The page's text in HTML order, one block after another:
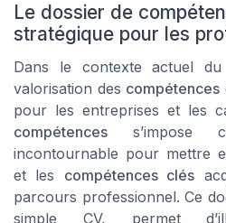
Le dossier de
stratégique pour les
Dans le contexte actuel
valorisation des compétences
pour les entreprises et les
compétences s’impose
incontournable pour mettre
et les compétences clés
parcours professionnel. Ce
simple CV, permet